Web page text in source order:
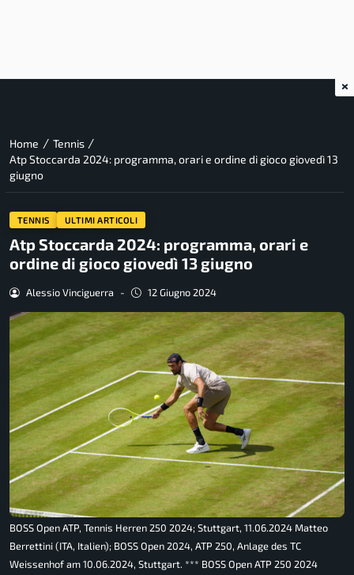
Home / Tennis /
Atp Stoccarda 2024: programma, orari e ordine di gioco giovedì 13
giugno
TENNIS ULTIMI ARTICOLI
Atp Stoccarda 2024: programma, orari e
ordine di gioco giovedì 13 giugno
Alessio Vinciguerra - 12 Giugno 2024
BOSS Open ATP, Tennis Herren 250 2024; Stuttgart, 11.06.2024 Matteo
Berrettini (ITA, Italien); BOSS Open 2024, ATP 250, Anlage des TC
Weissenhof am 10.06.2024, Stuttgart. *** BOSS Open ATP 250 2024
×